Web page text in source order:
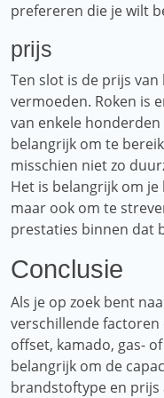
prefereren die je wilt
prijs
Ten slot is de prijs
vermoeden. Roken is
van enkele
belangrijk om te
misschien niet zo
Het is belangrijk om
maar ook om te
prestaties binnen dat
Conclusie
Als je op zoek bent
verschillende factoren
offset, kamado, gas-
belangrijk om de
brandstoftype en